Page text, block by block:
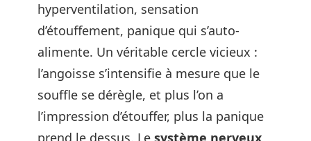
hyperventilation, sensation
d’étouffement, panique qui s’auto-
alimente. Un véritable cercle vicieux :
l’angoisse s’intensifie à mesure que le
souffle se dérègle, et plus l’on a
l’impression d’étouffer, plus la panique
prend le dessus. Le système nerveux